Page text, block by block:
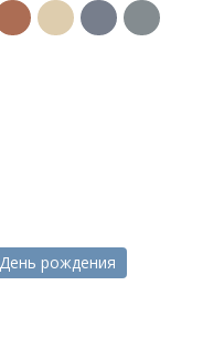
День рождения